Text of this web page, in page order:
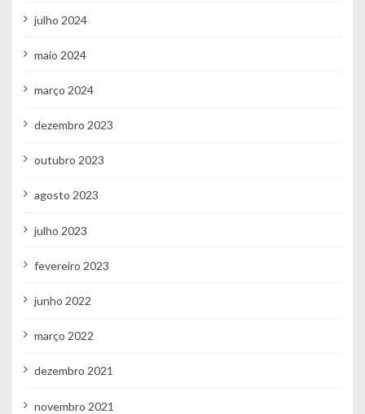
julho 2024
maio 2024
março 2024
dezembro 2023
outubro 2023
agosto 2023
julho 2023
fevereiro 2023
junho 2022
março 2022
dezembro 2021
novembro 2021